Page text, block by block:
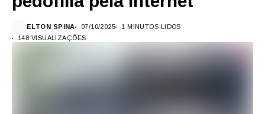
ELTON SPINA 07/10/2025
1 MINUTOS LIDOS
148 VISUALIZAÇÕES